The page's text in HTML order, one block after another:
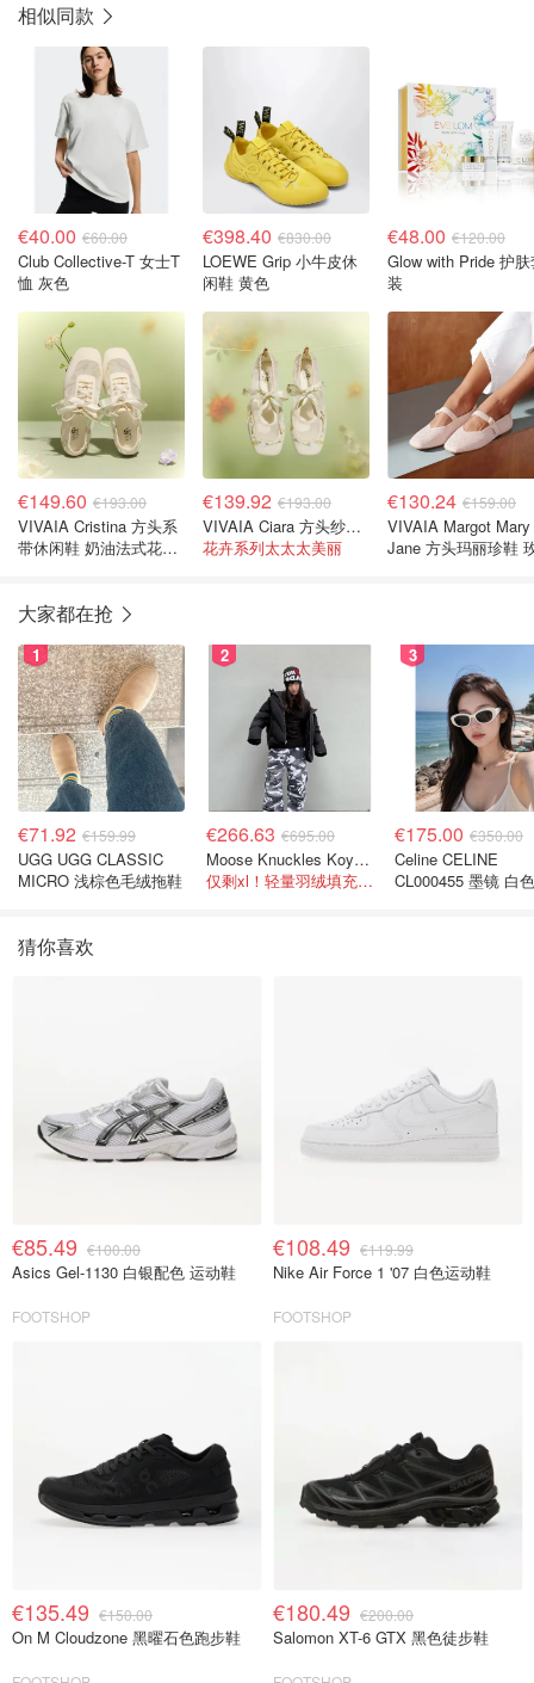
相似同款
€40.00 €60.00
Club Collective-T 女士T
恤 灰色
€398.40 €830.00
LOEWE Grip 小牛皮休
闲鞋 黄色
€48.00 €120.00
Glow with Pride 护
装
€149.60 €193.00
VIVAIA Cristina 方头系
带休闲鞋 奶油法式花卉
€139.92 €193.00
VIVAIA Ciara 方头纱织花卉平底鞋
花卉系列太太太美丽
€130.24 €159.00
VIVAIA Margot Mary
Jane 方头玛丽珍鞋
大家都在抢
1
€71.92 €159.99
UGG UGG CLASSIC
MICRO 浅棕色毛绒拖鞋
2
€266.63 €695.00
Moose Knuckles Koya 羽绒夹克 黑色
仅剩xl！轻量羽绒填充， 保暖不厚重
3
€175.00 €350.00
Celine CELINE
CL000455 墨镜 白
猜你喜欢
€85.49 €100.00
Asics Gel-1130 白银配色 运动鞋
FOOTSHOP
€108.49 €119.99
Nike Air Force 1 '07 白色运动鞋
FOOTSHOP
€135.49 €150.00
On M Cloudzone 黑曜石色跑步鞋
€180.49 €200.00
Salomon XT-6 GTX 黑色徒步鞋